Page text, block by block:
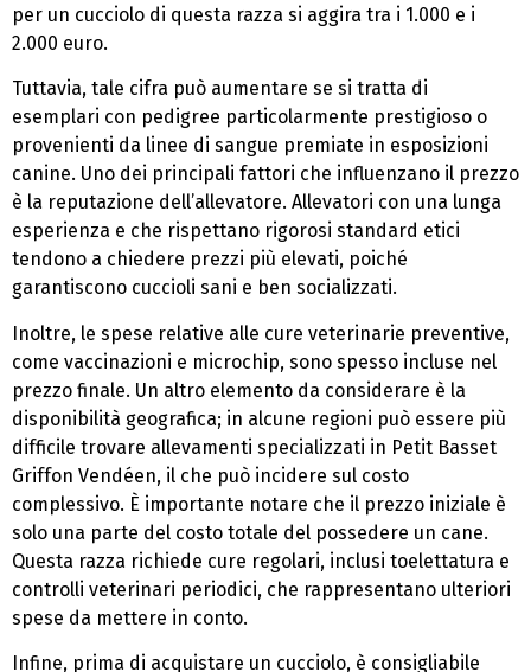
per un cucciolo di questa razza si aggira tra i 1.000 e i
2.000 euro.
Tuttavia, tale cifra può aumentare se si tratta di
esemplari con pedigree particolarmente prestigioso o
provenienti da linee di sangue premiate in esposizioni
canine. Uno dei principali fattori che influenzano il prezzo
è la reputazione dell’allevatore. Allevatori con una lunga
esperienza e che rispettano rigorosi standard etici
tendono a chiedere prezzi più elevati, poiché
garantiscono cuccioli sani e ben socializzati.
Inoltre, le spese relative alle cure veterinarie preventive,
come vaccinazioni e microchip, sono spesso incluse nel
prezzo finale. Un altro elemento da considerare è la
disponibilità geografica; in alcune regioni può essere più
difficile trovare allevamenti specializzati in Petit Basset
Griffon Vendéen, il che può incidere sul costo
complessivo. È importante notare che il prezzo iniziale è
solo una parte del costo totale del possedere un cane.
Questa razza richiede cure regolari, inclusi toelettatura e
controlli veterinari periodici, che rappresentano ulteriori
spese da mettere in conto.
Infine, prima di acquistare un cucciolo, è consigliabile